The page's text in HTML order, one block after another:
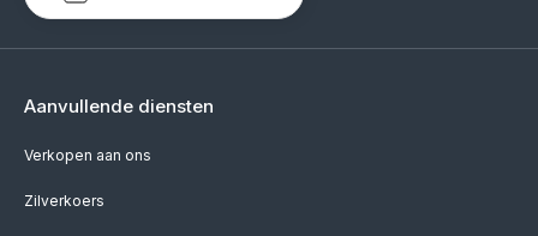
Aanvullende diensten
Verkopen aan ons
Zilverkoers